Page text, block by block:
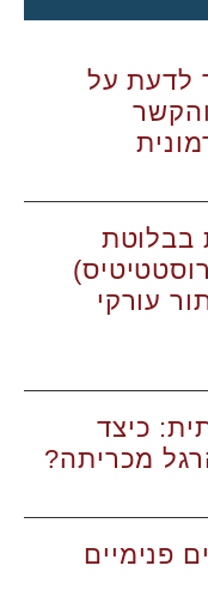
לדעת על
בדיקת PSA והקשר
בבלוטת
עורקי
כיצד
מכריתה?
פנימיים